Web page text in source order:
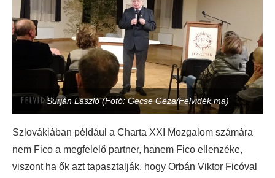
Surján László (Fotó: Gecse Géza/Felvidék.ma)
Szlovákiában például a Charta XXI Mozgalom számára
nem Fico a megfelelő partner, hanem Fico ellenzéke,
viszont ha ők azt tapasztalják, hogy Orbán Viktor Ficóval